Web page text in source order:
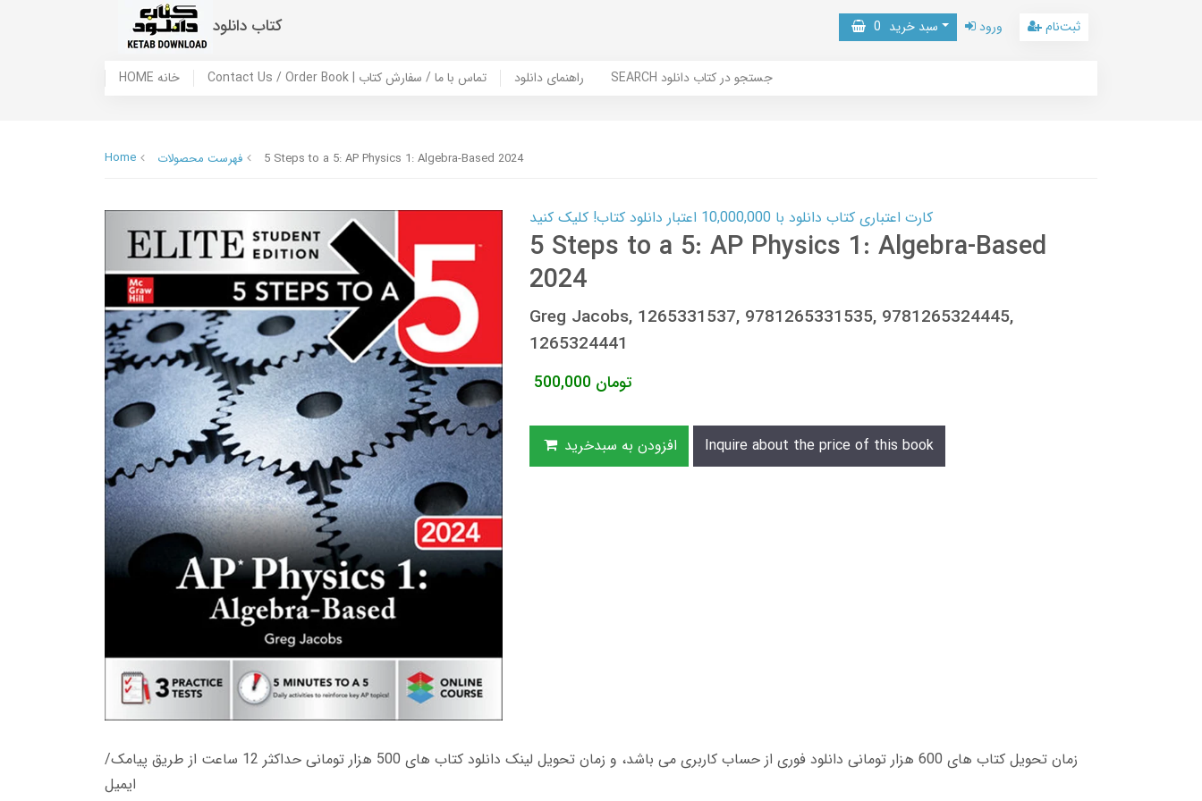
کتاب دانلود سبد خرید 0 ورود ثبت‌نام
HOME خانه Contact Us / Order Book | تماس با ما / سفارش کتاب راهنمای دانلود SEARCH جستجو در کتاب دانلود
Home فهرست محصولات 5 Steps to a 5: AP Physics 1: Algebra-Based 2024
کارت اعتباری کتاب دانلود با 10,000,000 اعتبار دانلود کتاب! کلیک کنید
5 Steps to a 5: AP Physics 1: Algebra-Based
2024
Greg Jacobs, 1265331537, 9781265331535, 9781265324445,
1265324441
500,000 تومان
افزودن به سبدخرید Inquire about the price of this book
زمان تحویل کتاب های 600 هزار تومانی دانلود فوری از حساب کاربری می باشد، و زمان تحویل لینک دانلود کتاب های 500 هزار تومانی حداکثر 12 ساعت از طریق پیامک/
ایمیل